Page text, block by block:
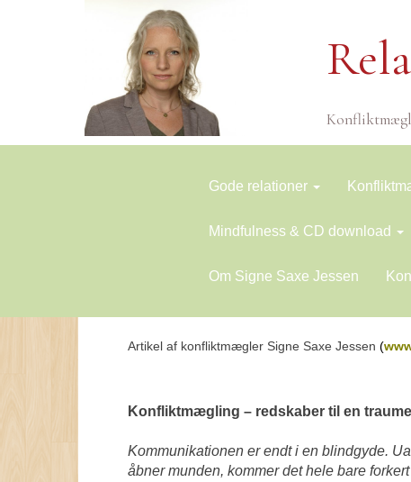
Gode relationer
Mindfulness & CD download
Om Signe Saxe Jessen
Artikel af konfliktmægler Signe Saxe Jessen (
Konfliktmægling – redskaber til en
Kommunikationen er endt i en blindgyde.
åbner munden, kommer det hele bare